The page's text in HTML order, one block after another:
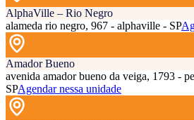
AlphaVille – Rio Negro
alameda rio negro, 967 - alphaville - SP
Amador Bueno
avenida amador bueno da veiga, 1793 -
SPAgendar nessa unidade